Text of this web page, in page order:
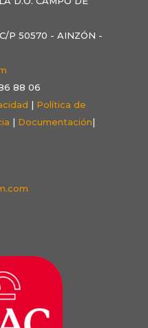
P 50570 - AINZÓN -
88 06
| Política de
| Documentación|